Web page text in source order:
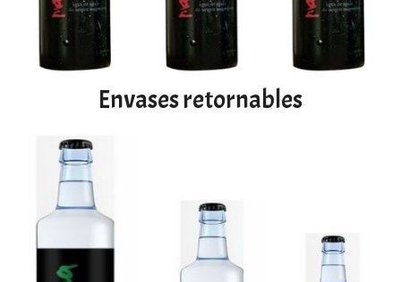
Envases retornables